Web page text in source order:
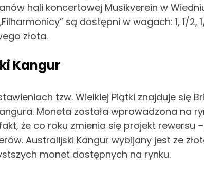
hali koncertowej Musikverein w
są dostępni w wagach: 1, 1/2,
złota.
Kangur
tzw. Wielkiej Piątki znajduje się
Moneta została wprowadzona na
że co roku zmienia się projekt
Australijski Kangur wybijany jest ze
monet dostępnych na rynku.